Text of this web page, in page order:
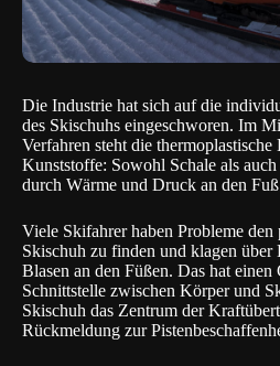
Die Industrie hat sich auf die
des Skischuhs eingeschworen. Im
Verfahren steht die thermoplastische
Kunststoffe: Sowohl Schale als
durch Wärme und Druck an den Fuß
Viele Skifahrer haben Probleme den
Skischuh zu finden und klagen über
Blasen an den Füßen. Das hat
Schnittstelle zwischen Körper und
Skischuh das Zentrum der
Rückmeldung zur